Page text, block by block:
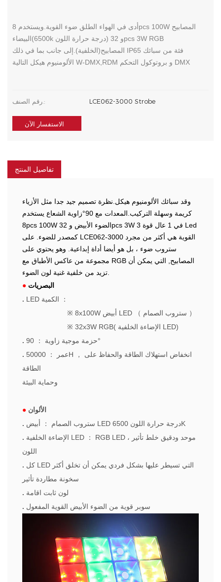
أدى في الهواء الطلق ضوء القوية.ويستخدم 8pcs 100W المصابيح
البيضاء(6500k درجة حرارة اللون) و 32pcs 3W RGB
المصابيح(الخلفية).إلى جانب بما في ذلك IP65 فئة من سبائك
الألومنيوم هيكل التالية W-DMX,RDM و بروتوكول التحكم DMX
رقم الصنف.: LCE062-3000 Strobe
الاستفسار الآن
تفاصيل المنتج
وقد سبائك الألومنيوم هيكل.نظرة تصميم جيد جدا مثل الأزياء
كريمة وسهلة التركيب.المعدات مع 90°زاوية الشعاع يستخدم
8pcs 100W الضوء الأبيض و 32pcs 3W 3 في 1 عال قوة Led
كمصدر للضوء. على LCE062-3000 القوية هي أكثر من مجرد
ستروب ضوء ، بل هو أيضا أداة إبداعية. وهو يحتوي على
مجموعة من عاكس الأطباق مع RGB المصابيح, التي يمكن أن
تزيد من خلفية غنية لون الضوء.
● البصريات
.
LED الكمية ：
※
8x100W أبيض LED （ ستروب الصمام ）
※
32x3W RGB( الإضاءة الخلفية LED)
.
حزمة موجية زاوية ：
90°
.
عمر ： 50000H ，
الطاقة
وحماية البيئة
● الألوان
.
ستروب الصمام ：
أبيض LED درجة حرارة اللون 6500K
.
الإضاءة الخلفية LED ：
RGB LED ، موحد ودقيق خلط تأثير
اللون
. كل LED التي تسيطر عليها بشكل فردي يمكن أن تخلق أكثر
سخونة مطاردة تأثير
. لون ثابت اقامة
. سوبر قوية من الضوء الأبيض القوية المفعول